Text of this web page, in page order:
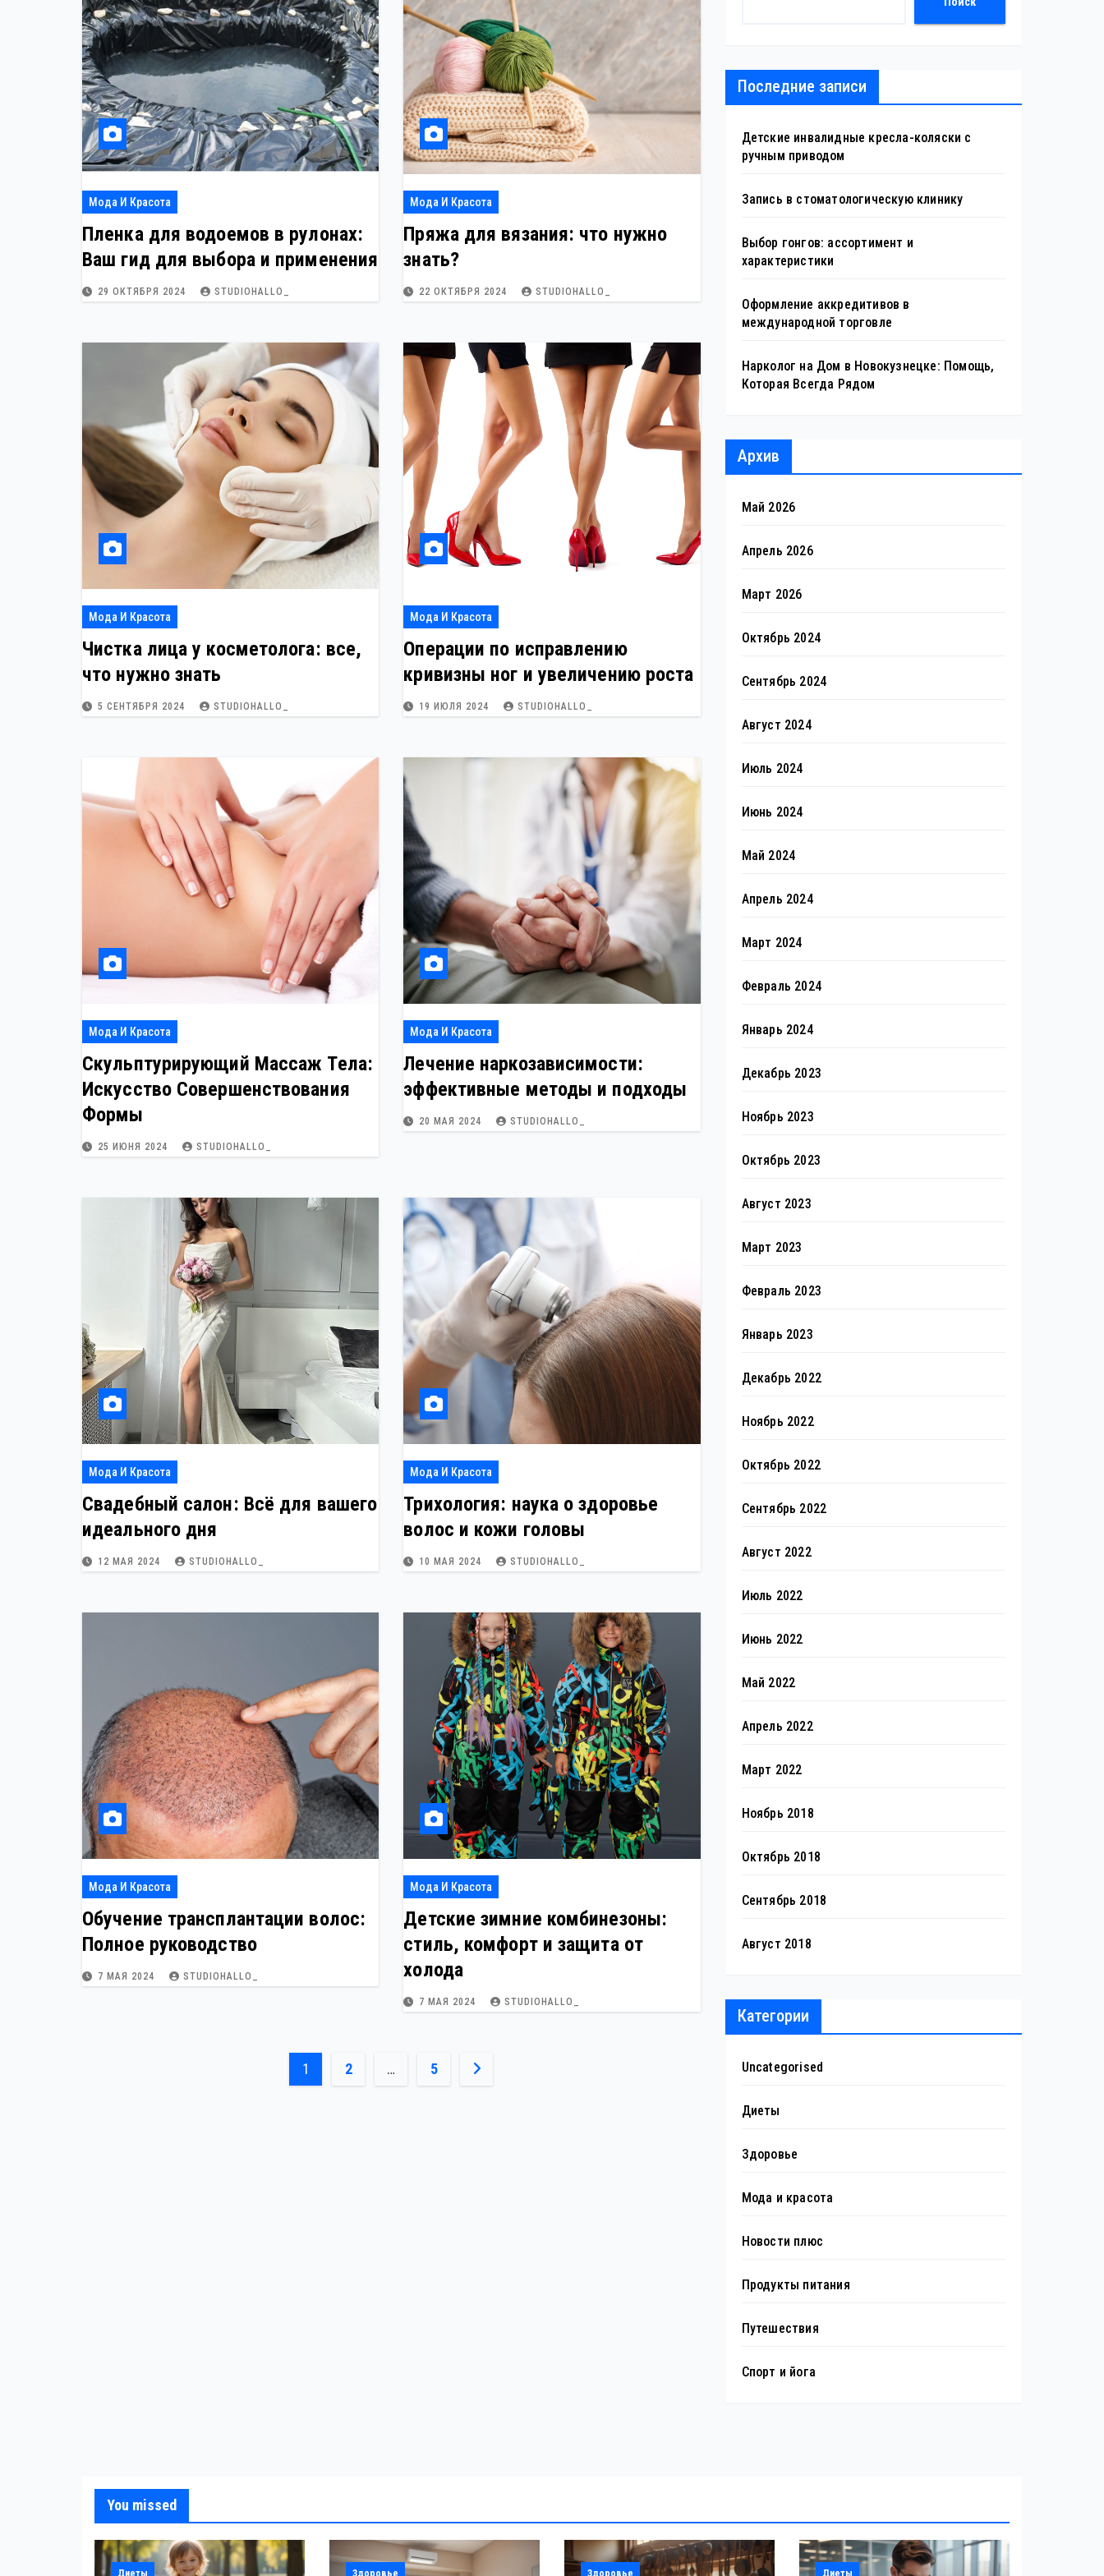
Мода И Красота
Пленка для водоемов в рулонах:
Ваш гид для выбора и применения
29 ОКТЯБРЯ 2024 STUDIOHALLO_
Мода И Красота
Пряжа для вязания: что нужно
знать?
22 ОКТЯБРЯ 2024 STUDIOHALLO_
Мода И Красота
Чистка лица у косметолога: все,
что нужно знать
5 СЕНТЯБРЯ 2024 STUDIOHALLO_
Мода И Красота
Операции по исправлению
кривизны ног и увеличению роста
19 ИЮЛЯ 2024 STUDIOHALLO_
Мода И Красота
Скульптурирующий Массаж Тела:
Искусство Совершенствования
Формы
25 ИЮНЯ 2024 STUDIOHALLO_
Мода И Красота
Лечение наркозависимости:
эффективные методы и подходы
20 МАЯ 2024 STUDIOHALLO_
Мода И Красота
Свадебный салон: Всё для вашего
идеального дня
12 МАЯ 2024 STUDIOHALLO_
Мода И Красота
Трихология: наука о здоровье
волос и кожи головы
10 МАЯ 2024 STUDIOHALLO_
Мода И Красота
Обучение трансплантации волос:
Полное руководство
7 МАЯ 2024 STUDIOHALLO_
Мода И Красота
Детские зимние комбинезоны:
стиль, комфорт и защита от
холода
7 МАЯ 2024 STUDIOHALLO_
Пагинация
1 2 … 5
Последние записи
Детские инвалидные кресла-коляски с
ручным приводом
Запись в стоматологическую клинику
Выбор гонгов: ассортимент и
характеристики
Оформление аккредитивов в
международной торговле
Нарколог на Дом в Новокузнецке: Помощь,
Которая Всегда Рядом
Архив
Май 2026
Апрель 2026
Март 2026
Октябрь 2024
Сентябрь 2024
Август 2024
Июль 2024
Июнь 2024
Май 2024
Апрель 2024
Март 2024
Февраль 2024
Январь 2024
Декабрь 2023
Ноябрь 2023
Октябрь 2023
Август 2023
Март 2023
Февраль 2023
Январь 2023
Декабрь 2022
Ноябрь 2022
Октябрь 2022
Сентябрь 2022
Август 2022
Июль 2022
Июнь 2022
Май 2022
Апрель 2022
Март 2022
Ноябрь 2018
Октябрь 2018
Сентябрь 2018
Август 2018
Категории
Uncategorised
Диеты
Здоровье
Мода и красота
Новости плюс
Продукты питания
Путешествия
Спорт и йога
You missed
Диеты Здоровье Здоровье Диеты